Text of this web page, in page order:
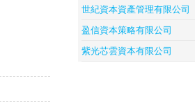
世紀資本資產管理有限公司
盈信資本策略有限公司
紫光芯雲資本有限公司